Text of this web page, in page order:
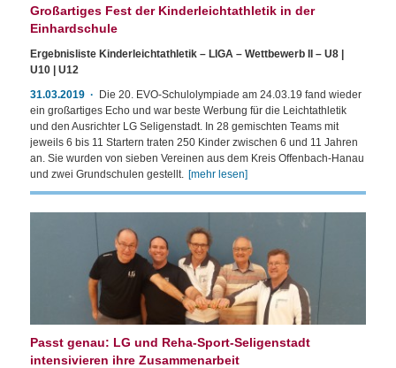
Großartiges Fest der Kinderleichtathletik in der
Einhardschule
Ergebnisliste Kinderleichtathletik – LIGA – Wettbewerb II – U8 |
U10 | U12
31.03.2019
Die 20. EVO-Schulolympiade am 24.03.19 fand wieder
ein großartiges Echo und war beste Werbung für die Leichtathletik
und den Ausrichter LG Seligenstadt. In 28 gemischten Teams mit
jeweils 6 bis 11 Startern traten 250 Kinder zwischen 6 und 11 Jahren
an. Sie wurden von sieben Vereinen aus dem Kreis Offenbach-Hanau
und zwei Grundschulen gestellt. [mehr lesen]
Passt genau: LG und Reha-Sport-Seligenstadt
intensivieren ihre Zusammenarbeit